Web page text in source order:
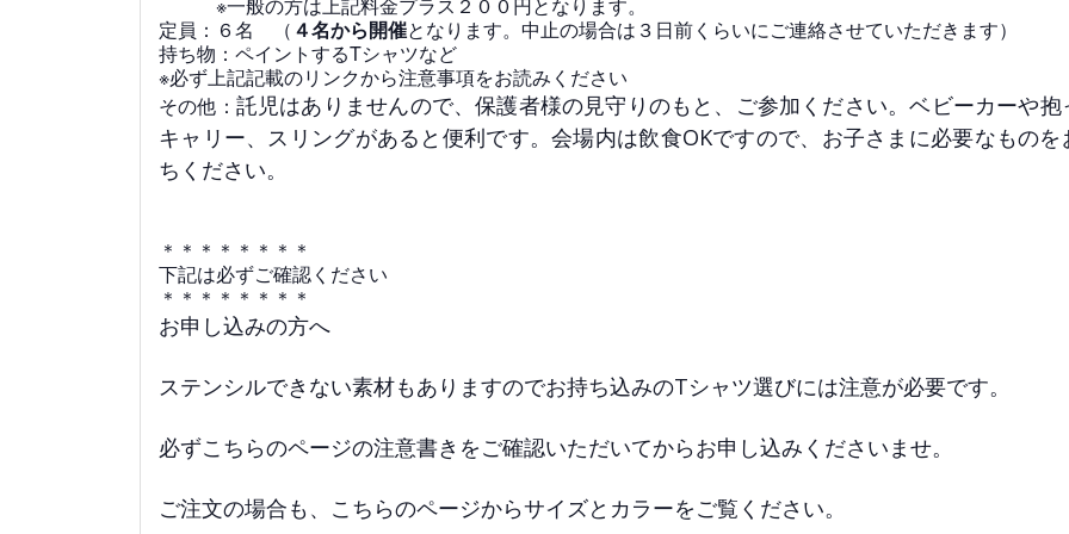
定員：６名 （ ４名から開催となります。中止の場合は３日前くらいにご連絡させていただきます）
持ち物：ペイントするTシャツなど
※必ず上記記載のリンクから注意事項をお読みください
その他： 託児はありませんので、保護者様の見守りのもと、ご参加ください。ベビーカーや抱
キャリー、スリングがあると便利です。会場内は飲食OKですので、お子さまに必要なものを
ちください。
＊＊＊＊＊＊＊＊
下記は必ずご確認ください
＊＊＊＊＊＊＊＊
お申し込みの方へ
ステンシルできない素材もありますのでお持ち込みのTシャツ選びには注意が必要です。
必ずこちらのページの注意書きをご確認いただいてからお申し込みくださいませ。
ご注文の場合も、こちらのページからサイズとカラーをご覧ください。